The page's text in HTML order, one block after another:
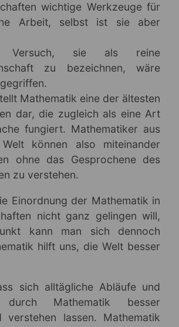
wichtige Werkzeuge für
Arbeit, selbst ist sie aber
Versuch, sie als reine
zu bezeichnen, wäre
Mathematik eine der ältesten
dar, die zugleich als eine Art
fungiert. Mathematiker aus
können also miteinander
ohne das Gesprochene des
zu verstehen.
Einordnung der Mathematik in
nicht ganz gelingen will,
kann man sich dennoch
hilft uns, die Welt besser
sich alltägliche Abläufe und
durch Mathematik besser
verstehen lassen. Mathematik